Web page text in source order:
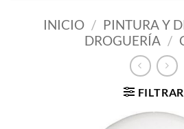
INICIO / PINTURA Y
DROGUERÍA /
FILTRAR